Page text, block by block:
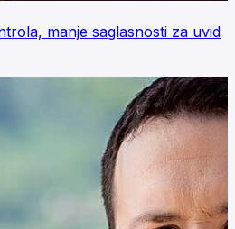
manje saglasnosti za uvid